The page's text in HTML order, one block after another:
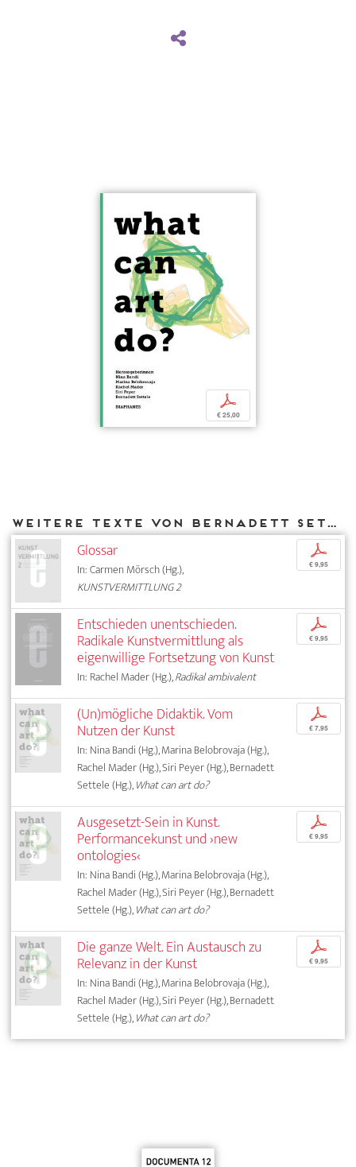
p
€ 25,00
Weitere Texte von Bernadett Settele bei DIAPHANES
Glossar
In: Carmen Mörsch (Hg.),
KUNSTVERMITTLUNG 2
p
€ 9,95
Entschieden unentschieden.
Radikale Kunstvermittlung als
eigenwillige Fortsetzung von Kunst
In: Rachel Mader (Hg.),Radikal ambivalent
p
€ 9,95
(Un)mögliche Didaktik. Vom
Nutzen der Kunst
In: Nina Bandi (Hg.), Marina Belobrovaja (Hg.),
Rachel Mader (Hg.), Siri Peyer (Hg.), Bernadett
Settele (Hg.),What can art do?
p
€ 7,95
Ausgesetzt-Sein in Kunst.
Performancekunst und ›new
ontologies‹
In: Nina Bandi (Hg.), Marina Belobrovaja (Hg.),
Rachel Mader (Hg.), Siri Peyer (Hg.), Bernadett
Settele (Hg.),What can art do?
p
€ 9,95
Die ganze Welt. Ein Austausch zu
Relevanz in der Kunst
In: Nina Bandi (Hg.), Marina Belobrovaja (Hg.),
Rachel Mader (Hg.), Siri Peyer (Hg.), Bernadett
Settele (Hg.),What can art do?
p
€ 9,95